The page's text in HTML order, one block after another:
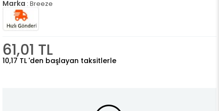
Marka : Breeze
61,01 TL
10,17 TL 'den başlayan taksitlerle